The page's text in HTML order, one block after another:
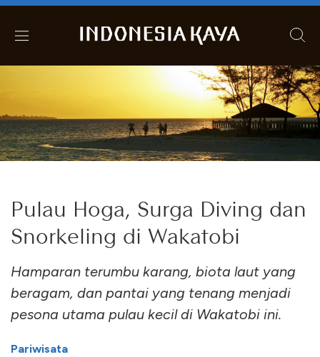
Pulau Hoga, Surga Diving dan
Snorkeling di Wakatobi
Hamparan terumbu karang, biota laut yang
beragam, dan pantai yang tenang menjadi
pesona utama pulau kecil di Wakatobi ini.
Pariwisata